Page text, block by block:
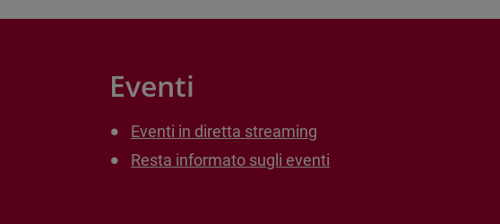
Eventi
Eventi in diretta streaming
Resta informato sugli eventi